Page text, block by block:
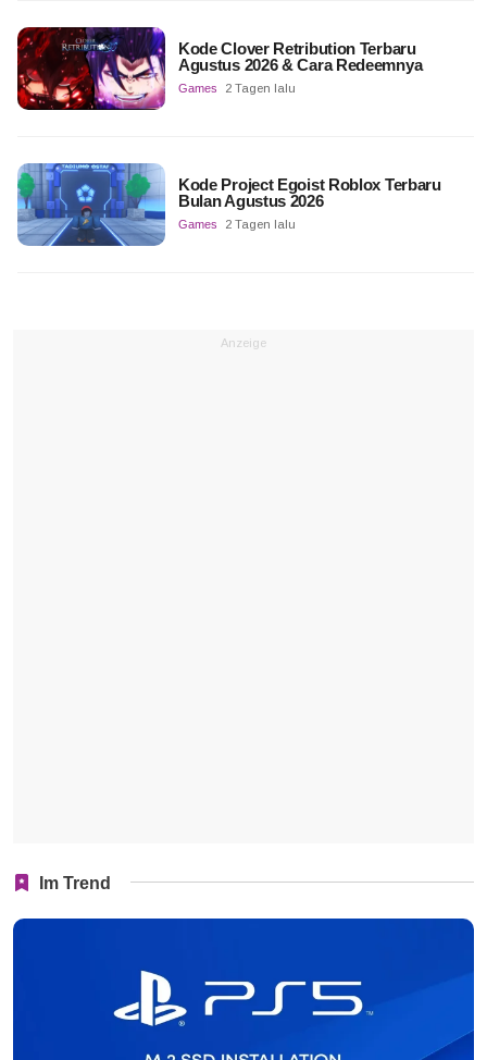
Kode Clover Retribution Terbaru
Agustus 2026 & Cara Redeemnya
Games 2 Tagen lalu
Kode Project Egoist Roblox Terbaru
Bulan Agustus 2026
Games 2 Tagen lalu
Anzeige
Im Trend